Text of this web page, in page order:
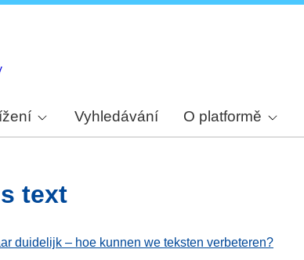
Vyhledávání O platformě
text
duidelijk – hoe kunnen we teksten verbeteren?